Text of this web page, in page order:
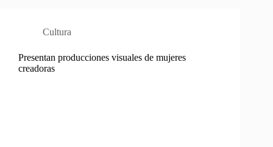
Cultura
Presentan producciones visuales de mujeres
creadoras